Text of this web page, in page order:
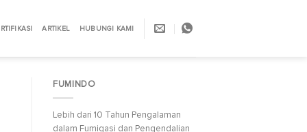
ARTIKEL HUBUNGI KAMI
FUMINDO
Lebih dari 10 Tahun Pengalaman
dalam Fumigasi dan Pengendalian